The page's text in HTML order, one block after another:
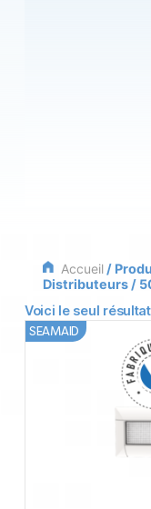
Accueil/
Distributeurs /
Voici le seul résultat
SEAMAID